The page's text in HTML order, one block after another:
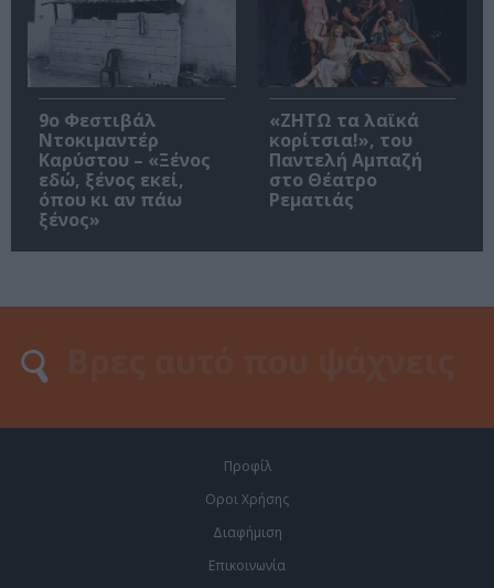
9ο Φεστιβάλ
Ντοκιμαντέρ
Καρύστου – «Ξένος
εδώ, ξένος εκεί,
όπου κι αν πάω
ξένος»
«ΖΗΤΩ τα λαϊκά
κορίτσια!», του
Παντελή Αμπαζή
στο Θέατρο
Ρεματιάς
Προφίλ
Οροι Χρήσης
Διαφήμιση
Επικοινωνία